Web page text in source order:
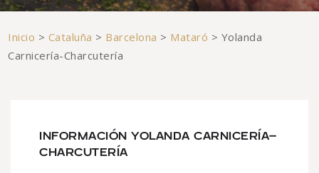
Inicio > Cataluña > Barcelona > Mataró > Yolanda
Carnicería-Charcutería
INFORMACIÓN YOLANDA CARNICERÍA-
CHARCUTERÍA